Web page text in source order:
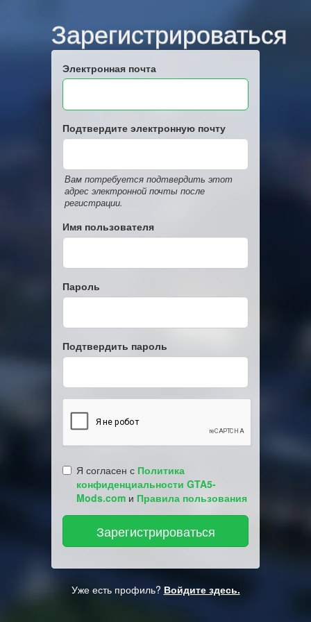
Зарегистрироваться
Электронная почта
Подтвердите электронную почту
Вам потребуется подтвердить этот
адрес электронной почты после
регистрации.
Имя пользователя
Пароль
Подтвердить пароль
Я согласен с Политика
конфиденциальности GTA5-
Mods.com и Правила пользования
Уже есть профиль? Войдите здесь.